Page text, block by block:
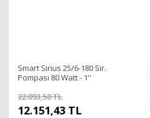
Smart Sirius 25/6-180 Sir.
Pompası 80 Watt - 1''
22.093,50 TL
12.151,43 TL